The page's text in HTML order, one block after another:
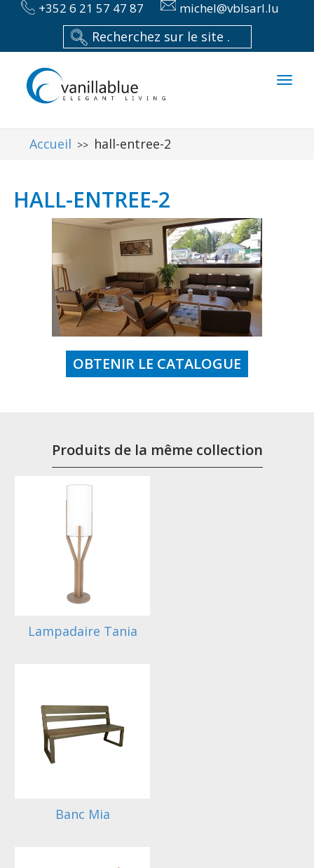
+352 6 21 57 47 87 michel@vblsarl.lu
Accueil >> hall-entree-2
HALL-ENTREE-2
OBTENIR LE CATALOGUE
Produits de la même collection
Lampadaire Tania
Banc Mia